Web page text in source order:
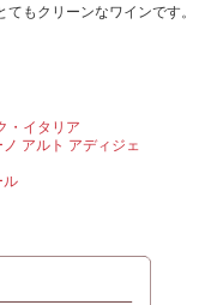
もクリーンなワインです。
・イタリア
ノ アルト アディジェ
ル